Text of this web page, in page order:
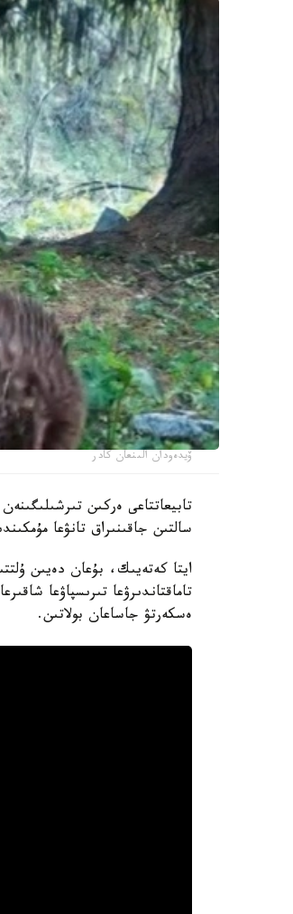
ۆيدەودان الىنعان كادر
تابيعاتتاعى ەركىن
سالتىن جاقىنىراق تانۋعا
ايتا كەتەيىك، بۇعان دەيىن
تاماقتاندىرۋعا تىرىسپاۋعا
ەسكەرتۋ جاساعان بولاتىن.